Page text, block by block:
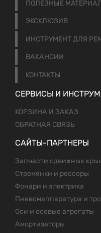
ПОЛЕЗНЫЕ
ЭКСКЛЮЗИВ
ИНСТРУМЕНТ ДЛЯ
ВАКАНСИИ
КОНТАКТЫ
СЕРВИСЫ И
КОРЗИНА И ЗАКАЗ
ОБРАТНАЯ СВЯЗЬ
САЙТЫ-ПАРТНЕРЫ
Запчасти сдвижных
Стремянки и рессоры
Фонари и электрика
Пневомаппаратура и
Оси и осевые агрегаты
Амортизаторы